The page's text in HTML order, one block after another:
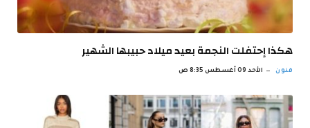
هكذا إحتفلت النجمة بعيد ميلاد حبيبها الشهير
فنون الأحد 09 أغسطس 8:35 ص